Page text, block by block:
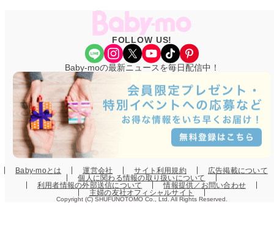
FOLLOW US!
Share Icon Instagram X YouTube TikTok Pinterest
Baby-moの最新ニュースを毎日配信中！
Baby-moとは 運営会社 サイト利用規約
広告掲載について
個人に関わる情報の取り扱いについて
利用者情報の外部送信について
情報提供／お問い合わせ
主婦の友社オフィシャルサイト
Copyright (C) SHUFUNOTOMO Co., Ltd. All Rights Reserved.